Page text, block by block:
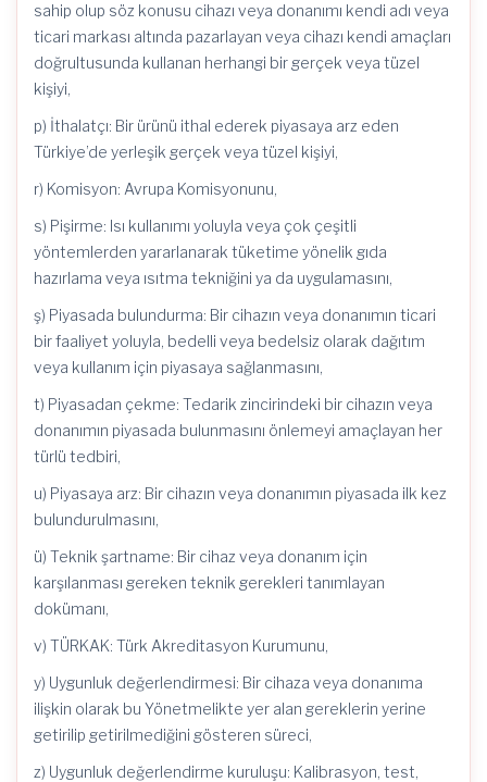
sahip olup söz konusu cihazı veya donanımı kendi adı veya
ticari markası altında pazarlayan veya cihazı kendi amaçları
doğrultusunda kullanan herhangi bir gerçek veya tüzel
kişiyi,
p) İthalatçı: Bir ürünü ithal ederek piyasaya arz eden
Türkiye’de yerleşik gerçek veya tüzel kişiyi,
r) Komisyon: Avrupa Komisyonunu,
s) Pişirme: Isı kullanımı yoluyla veya çok çeşitli
yöntemlerden yararlanarak tüketime yönelik gıda
hazırlama veya ısıtma tekniğini ya da uygulamasını,
ş) Piyasada bulundurma: Bir cihazın veya donanımın ticari
bir faaliyet yoluyla, bedelli veya bedelsiz olarak dağıtım
veya kullanım için piyasaya sağlanmasını,
t) Piyasadan çekme: Tedarik zincirindeki bir cihazın veya
donanımın piyasada bulunmasını önlemeyi amaçlayan her
türlü tedbiri,
u) Piyasaya arz: Bir cihazın veya donanımın piyasada ilk kez
bulundurulmasını,
ü) Teknik şartname: Bir cihaz veya donanım için
karşılanması gereken teknik gerekleri tanımlayan
dokümanı,
v) TÜRKAK: Türk Akreditasyon Kurumunu,
y) Uygunluk değerlendirmesi: Bir cihaza veya donanıma
ilişkin olarak bu Yönetmelikte yer alan gereklerin yerine
getirilip getirilmediğini gösteren süreci,
z) Uygunluk değerlendirme kuruluşu: Kalibrasyon, test,